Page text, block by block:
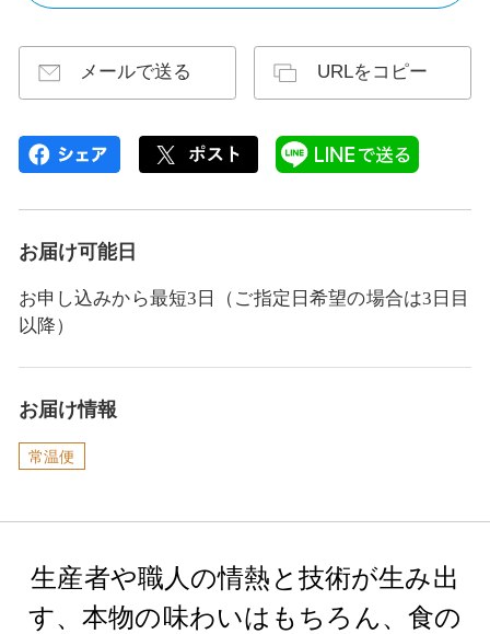
メールで送る URLをコピー
お届け可能日
お申し込みから最短3日（ご指定日希望の場合は3日目
以降）
お届け情報
常温便
生産者や職人の情熱と技術が生み出
す、本物の味わいはもちろん、食の